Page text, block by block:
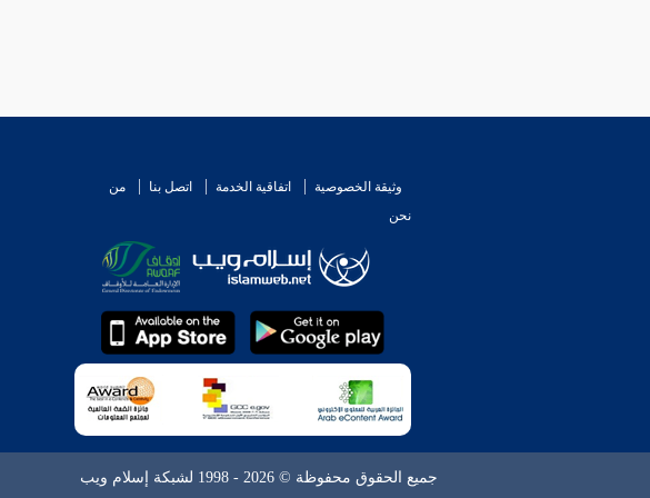
وثيقة الخصوصية اتفاقية الخدمة اتصل بنا
من
نحن
جميع الحقوق محفوظة © 2026 - 1998 لشبكة إسلام ويب